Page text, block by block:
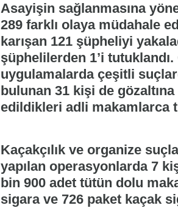
Asayişin sağlanmasına
289 farklı olaya müdahale
karışan 121 şüpheliyi
şüphelilerden 1’i
uygulamalarda çeşitli
bulunan 31 kişi de
edildikleri adli makamlarca
Kaçakçılık ve organize
yapılan operasyonlarda 7
bin 900 adet tütün dolu
sigara ve 726 paket kaçak